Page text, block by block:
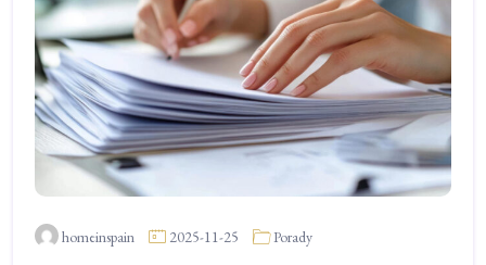
homeinspain 2025-11-25 Porady